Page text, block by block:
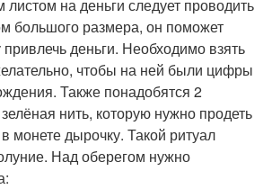
на деньги следует проводить
большого размера, он поможет
деньги. Необходимо взять
чтобы на ней были цифры
Также понадобятся 2
нить, которую нужно продеть
монете дырочку. Такой ритуал
Над оберегом нужно